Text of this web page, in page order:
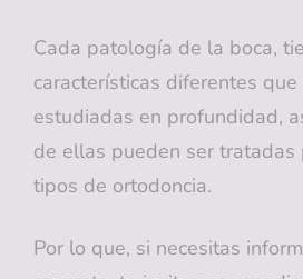
Cada patología de la boca,
características diferentes
estudiadas en profundidad,
de ellas pueden ser tratadas
tipos de ortodoncia.
Por lo que, si necesitas